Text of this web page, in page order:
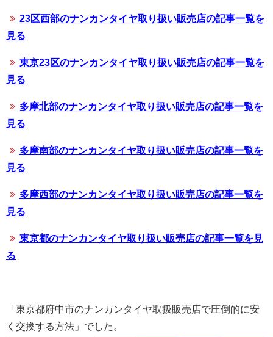
23区西部のナンカンタイヤ取り扱い販売店の記事一覧を
見る
東京23区のナンカンタイヤ取り扱い販売店の記事一覧を
見る
多摩北部のナンカンタイヤ取り扱い販売店の記事一覧を
見る
多摩南部のナンカンタイヤ取り扱い販売店の記事一覧を
見る
多摩西部のナンカンタイヤ取り扱い販売店の記事一覧を
見る
東京都のナンカンタイヤ取り扱い販売店の記事一覧を見
る
「東京都府中市のナンカンタイヤ取扱販売店で圧倒的に安
く交換する方法」でした。